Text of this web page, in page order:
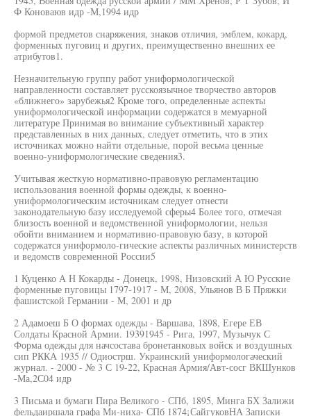
Ф Коноваюв идр -М,1994 идр
формой предметов снаряжения, знаков отличия, эмблем, кокард,
форменных пуговиц и других, преимущественно внешних ее
атрибутов1.
Незначительную группу работ униформологической
направленности составляет русскоязычное творчество авторов
«ближнего» зарубежья2 Кроме того, определенные аспекты
униформологической информации содержатся в мемуарной
литературе Принимая во внимание субъективный характер
представленных в них данных, следует отметить, что в этих
источниках можно найти отдельные, порой весьма ценные
военно-униформологические сведения3.
Учитывая жесткую нормативно-правовую регламентацию
использования военной формы одежды, к военно-
униформологическим источникам следует отнести
законодательную базу исследуемой сферы4 Более того, отмечая
близость военной и ведомственной униформологии, нельзя
обойти вниманием и нормативно-правовую базу, в которой
содержатся униформоло-гические аспекты различных министерств
и ведомств современной России5
1 Куценко А Н Кокарды - Донецк, 1998, Низовский А Ю Русские
форменные пуговицы 1797-1917 - М, 2008, Ульянов В Б Пряжки
фашистской Германии - М, 2001 и др
2 Адамоеш Б О формах одежды - Варшава, 1898, Егере ЕВ
Солдаты Красной Армии. 19391945 - Рига, 1997, Музычук С
Форма одежды для начсостава бронетанковых войск и воздушных
сип РККА 1935 // Одиострш. Украинский униформологаческий
журнал. - 2000 - № 3 С 19-22, Красная Армия/Авт-сосг ВКШунков
-Ма,2С04 идр
3 Письма и бумаги Пира Великого - СПб, 1895, Минга БХ Залижи
фельдаиршала графа Ми-ниха- СПб 1874¡СайгуковНА Записки